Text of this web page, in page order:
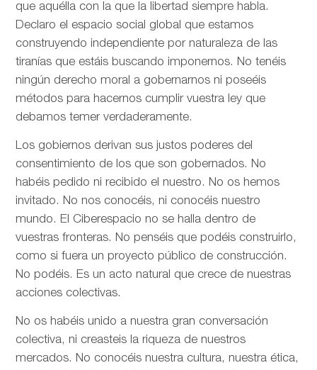
que aquélla con la que la libertad siempre habla.
Declaro el espacio social global que estamos
construyendo independiente por naturaleza de las
tiranías que estáis buscando imponernos. No tenéis
ningún derecho moral a gobernarnos ni poseéis
métodos para hacernos cumplir vuestra ley que
debamos temer verdaderamente.
Los gobiernos derivan sus justos poderes del
consentimiento de los que son gobernados. No
habéis pedido ni recibido el nuestro. No os hemos
invitado. No nos conocéis, ni conocéis nuestro
mundo. El Ciberespacio no se halla dentro de
vuestras fronteras. No penséis que podéis construirlo,
como si fuera un proyecto público de construcción.
No podéis. Es un acto natural que crece de nuestras
acciones colectivas.
No os habéis unido a nuestra gran conversación
colectiva, ni creasteis la riqueza de nuestros
mercados. No conocéis nuestra cultura, nuestra ética,